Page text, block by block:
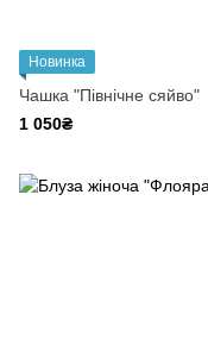
Новинка
Чашка "Північне сяйво"
1 050₴